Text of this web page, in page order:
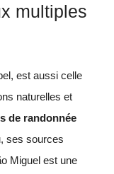
multiples
est aussi celle
naturelles et
de randonnée
ses sources
Miguel est une